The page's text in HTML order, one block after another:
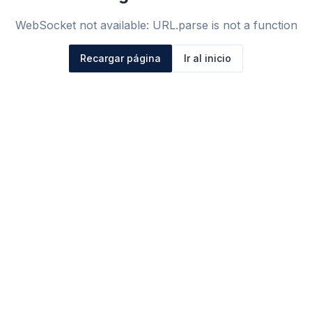
WebSocket not available: URL.parse is not a function
Recargar página Ir al inicio